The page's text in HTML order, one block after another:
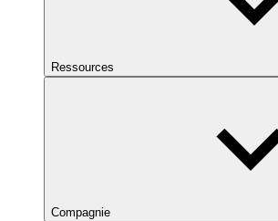
Ressources
Compagnie